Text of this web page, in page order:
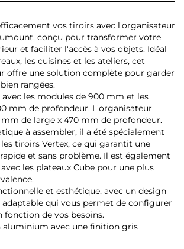
vos tiroirs avec l'organisateur
conçu pour transformer votre
et faciliter l'accès à vos objets. Idéal
les cuisines et les ateliers, cet
offre une solution complète pour garder
rangées.
les modules de 900 mm et les
mm de profondeur. L'organisateur
mm de large x 470 mm de profondeur.
à assembler, il a été spécialement
tiroirs Vertex, ce qui garantit une
et sans problème. Il est également
les plateaux Cube pour une plus
et esthétique, avec un design
qui vous permet de configurer
fonction de vos besoins.
aluminium avec une finition gris